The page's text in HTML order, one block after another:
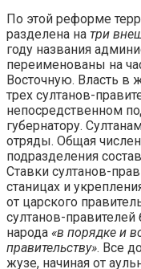
По этой реформе
разделена на три
году названия
переименованы на
Восточную. Власть в
трех султанов-
непосредственном
губернатору.
отряды. Общая
подразделения
Ставки султанов-
станицах и
от царского
султанов-
народа «в порядке и
правительству». Все
жузе, начиная от